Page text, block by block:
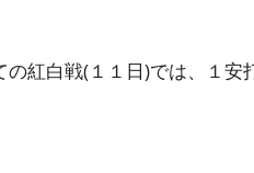
の紅白戦(１１日)では、１